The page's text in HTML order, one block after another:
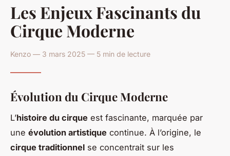
Les Enjeux Fascinants du
Cirque Moderne
Kenzo — 3 mars 2025 — 5 min de lecture
Évolution du Cirque Moderne
L’histoire du cirque est fascinante, marquée par
une évolution artistique continue. À l’origine, le
cirque traditionnel se concentrait sur les